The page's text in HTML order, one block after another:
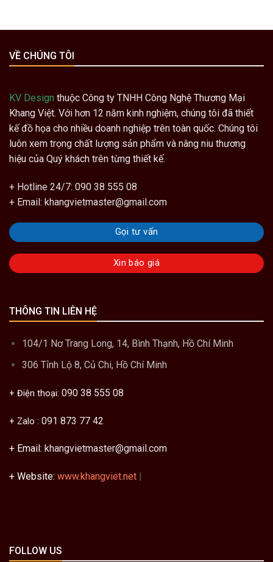
VỀ CHÚNG TÔI
KV Design thuộc Công ty TNHH Công Nghệ Thương Mại
Khang Việt. Với hơn 12 năm kinh nghiệm, chúng tôi đã thiết
kế đồ họa cho nhiều doanh nghiệp trên toàn quốc. Chúng tôi
luôn xem trọng chất lượng sản phẩm và nâng niu thương
hiệu của Quý khách trên từng thiết kế.
+ Hotline 24/7: 090 38 555 08
+ Email: khangvietmaster@gmail.com
Gọi tư vấn
Xin báo giá
THÔNG TIN LIÊN HỆ
104/1 Nơ Trang Long, 14, Bình Thạnh, Hồ Chí Minh
306 Tỉnh Lộ 8, Củ Chi, Hồ Chí Minh
+ Điện thoại: 090 38 555 08
+ Zalo : 091 873 77 42
+ Email: khangvietmaster@gmail.com
+ Website: www.khangviet.net
FOLLOW US